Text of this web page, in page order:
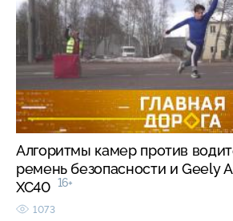
Алгоритмы камер против
ремень безопасности и Geely
XC40 16+
1073